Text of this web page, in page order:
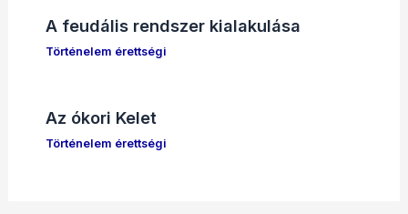
A feudális rendszer kialakulása
Történelem érettségi
Az ókori Kelet
Történelem érettségi